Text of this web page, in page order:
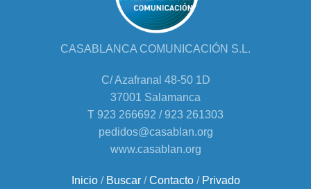
CASABLANCA COMUNICACIÓN S.L.
C/ Azafranal 48-50 1D
37001 Salamanca
T 923 266692 / 923 261303
pedidos@casablan.org
www.casablan.org
Inicio/ Buscar/Contacto/ Privado